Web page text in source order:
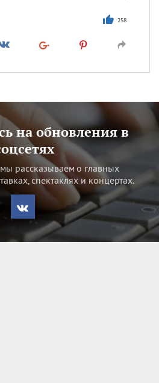
258
на обновления в
рассказываем о главных
спектаклях и концертах.